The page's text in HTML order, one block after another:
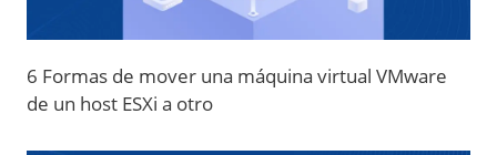
6 Formas de mover una máquina virtual VMware
de un host ESXi a otro